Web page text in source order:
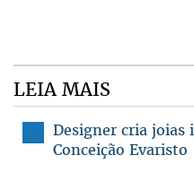
LEIA MAIS
Designer cria joias
Conceição Evaristo